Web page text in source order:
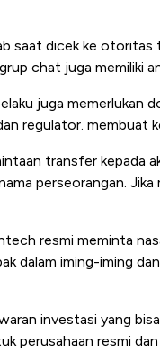
saat dicek ke
chat juga memiliki
juga memerlukan
regulator. membuat
transfer kepada
perseorangan.
resmi meminta
dalam iming-iming
investasi yang
perusahaan resmi